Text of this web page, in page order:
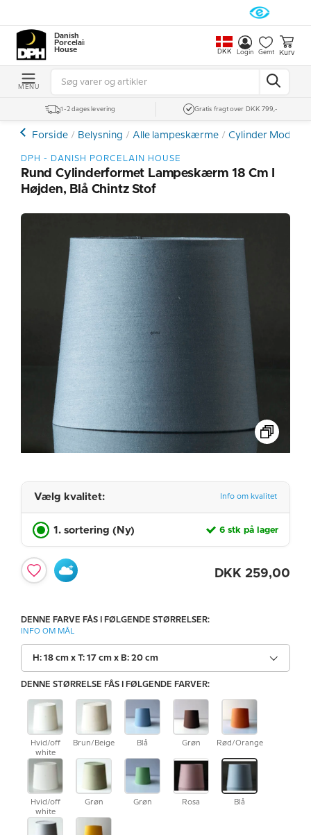
Danish
Porcelain
House
DKK Login Gemt Kurv
MENU
1-2 dages levering Gratis fragt over DKK 799,-
Forside Belysning Alle lampeskærme Cylinder Model
DPH - DANISH PORCELAIN HOUSE
Rund Cylinderformet Lampeskærm 18 Cm I
Højden, Blå Chintz Stof
Vælg kvalitet: Info om kvalitet
1. sortering (Ny) 6 stk på lager
DKK 259,00
DENNE FARVE FÅS I FØLGENDE STØRRELSER:
INFO OM MÅL
H: 18 cm x T: 17 cm x B: 20 cm
DENNE STØRRELSE FÅS I FØLGENDE FARVER:
Hvid/off
white
Brun/Beige Blå Grøn Rød/Orange
Hvid/off
white
Grøn Grøn Rosa Blå